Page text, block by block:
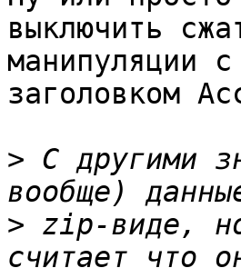
выключить
манипуляции с
заголовком
> С другими
> zip-виде,